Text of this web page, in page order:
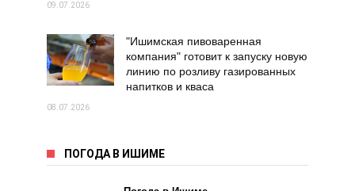
09.07.2026
"Ишимская пивоваренная
компания" готовит к запуску новую
линию по розливу газированных
напитков и кваса
08.07.2026
ПОГОДА В ИШИМЕ